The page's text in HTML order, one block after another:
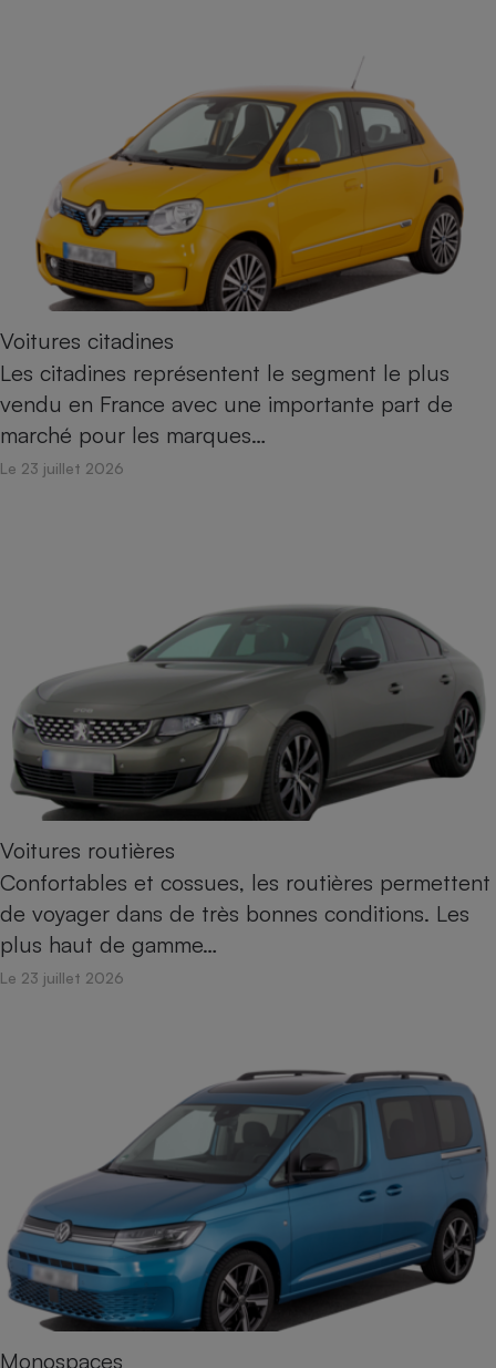
Voitures citadines
Les citadines représentent le segment le plus
vendu en France avec une importante part de
marché pour les marques…
Le 23 juillet 2026
Voitures routières
Confortables et cossues, les routières permettent
de voyager dans de très bonnes conditions. Les
plus haut de gamme…
Le 23 juillet 2026
Monospaces
Climatiseur -
Ventilateur
Cafetière à expressos
Robot ménager
Antivirus